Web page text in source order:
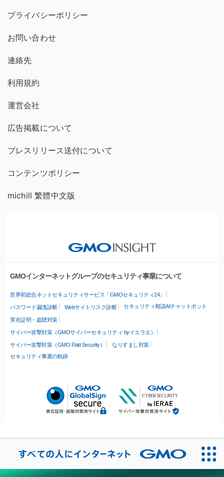
プライバシーポリシー
お問い合わせ
連絡先
利用規約
運営会社
広告掲載について
プレスリリース送付について
コンテンツポリシー
michill 繁體中文版
GMOインターネットグループのセキュリティ事業について
世界初総合ネットセキュリティサービス「GMOセキュリティ24」
パスワード漏洩診断 Webサイトリスク診断 セキュリティ相談AIチャットボット
実在証明・盗聴対策
サイバー攻撃対策（GMOサイバーセキュリティ byイエラエ）
サイバー攻撃対策（GMO Flatt Security）
なりすまし対策
セキュリティ事業の軌跡